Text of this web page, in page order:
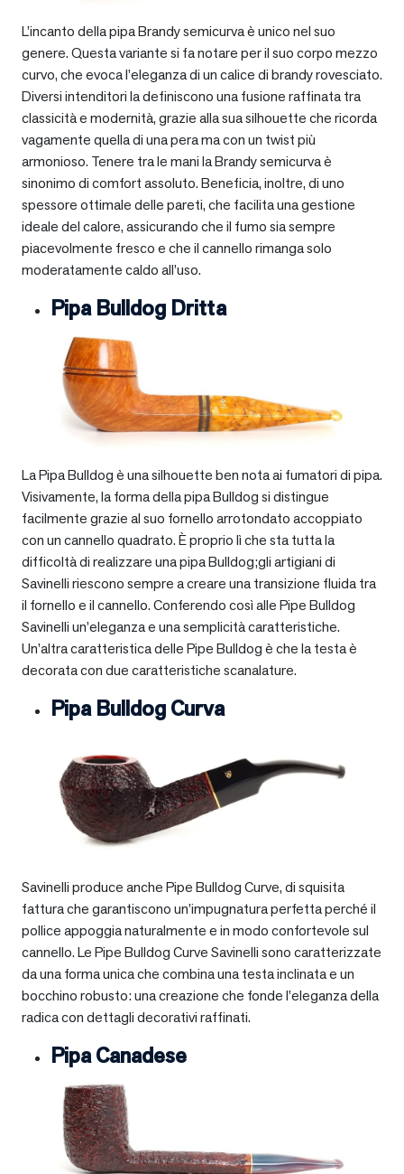
L’incanto della pipa Brandy semicurva è unico nel suo
genere. Questa variante si fa notare per il suo corpo mezzo
curvo, che evoca l’eleganza di un calice di brandy rovesciato.
Diversi intenditori la definiscono una fusione raffinata tra
classicità e modernità, grazie alla sua silhouette che ricorda
vagamente quella di una pera ma con un twist più
armonioso. Tenere tra le mani la Brandy semicurva è
sinonimo di comfort assoluto. Beneficia, inoltre, di uno
spessore ottimale delle pareti, che facilita una gestione
ideale del calore, assicurando che il fumo sia sempre
piacevolmente fresco e che il cannello rimanga solo
moderatamente caldo all’uso.
Pipa Bulldog Dritta
La Pipa Bulldog è una silhouette ben nota ai fumatori di pipa.
Visivamente, la forma della pipa Bulldog si distingue
facilmente grazie al suo fornello arrotondato accoppiato
con un cannello quadrato. È proprio lì che sta tutta la
difficoltà di realizzare una pipa Bulldog;gli artigiani di
Savinelli riescono sempre a creare una transizione fluida tra
il fornello e il cannello. Conferendo così alle Pipe Bulldog
Savinelli un’eleganza e una semplicità caratteristiche.
Un’altra caratteristica delle Pipe Bulldog è che la testa è
decorata con due caratteristiche scanalature.
Pipa Bulldog Curva
Savinelli produce anche Pipe Bulldog Curve, di squisita
fattura che garantiscono un’impugnatura perfetta perché il
pollice appoggia naturalmente e in modo confortevole sul
cannello. Le Pipe Bulldog Curve Savinelli sono caratterizzate
da una forma unica che combina una testa inclinata e un
bocchino robusto: una creazione che fonde l’eleganza della
radica con dettagli decorativi raffinati.
Pipa Canadese